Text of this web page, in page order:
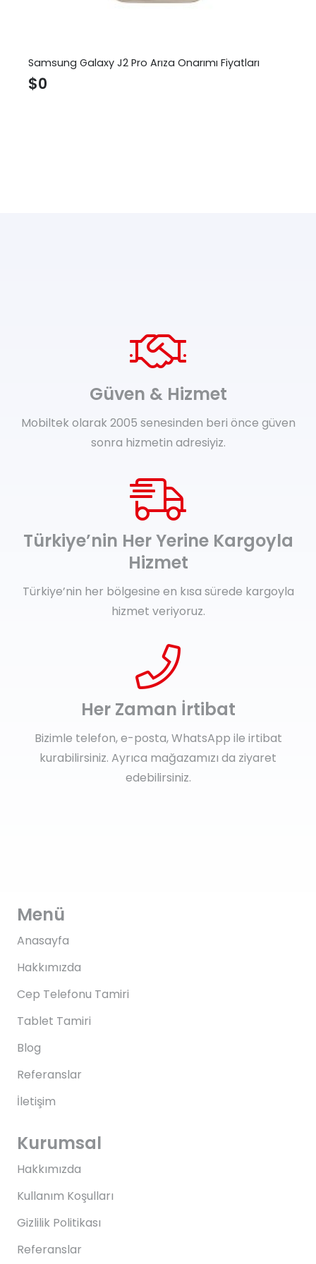
Samsung Galaxy J2 Pro Arıza Onarımı Fiyatları
$0
Güven & Hizmet
Mobiltek olarak 2005 senesinden beri önce güven
sonra hizmetin adresiyiz.
Türkiye’nin Her Yerine Kargoyla
Hizmet
Türkiye’nin her bölgesine en kısa sürede kargoyla
hizmet veriyoruz.
Her Zaman İrtibat
Bizimle telefon, e-posta, WhatsApp ile irtibat
kurabilirsiniz. Ayrıca mağazamızı da ziyaret
edebilirsiniz.
Menü
Anasayfa
Hakkımızda
Cep Telefonu Tamiri
Tablet Tamiri
Blog
Referanslar
İletişim
Kurumsal
Hakkımızda
Kullanım Koşulları
Gizlilik Politikası
Referanslar